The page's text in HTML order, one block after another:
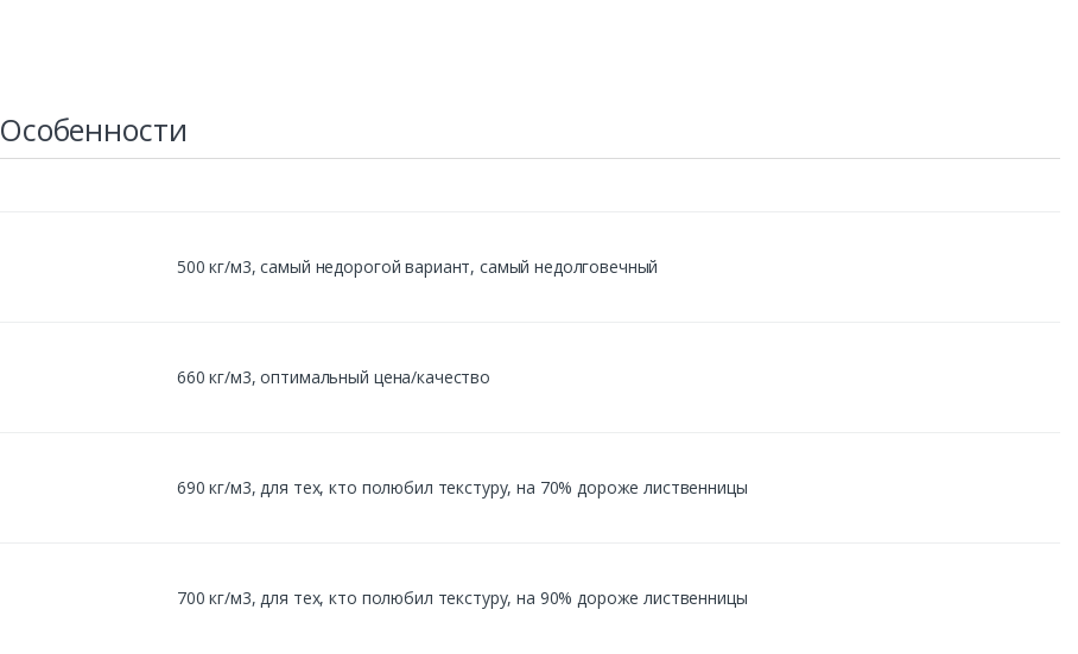
Особенности
500 кг/м3, cамый недорогой вариант, самый недолговечный
660 кг/м3, оптимальный цена/качество
690 кг/м3, для тех, кто полюбил текстуру, на 70% дороже лиственницы
700 кг/м3, для тех, кто полюбил текстуру, на 90% дороже лиственницы